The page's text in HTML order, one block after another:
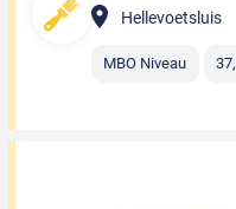
Hellevoetsluis
MBO Niveau